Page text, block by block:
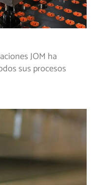
JOM ha
sus procesos